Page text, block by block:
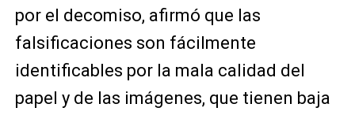
por el decomiso, afirmó que las
falsificaciones son fácilmente
identificables por la mala calidad del
papel y de las imágenes, que tienen baja